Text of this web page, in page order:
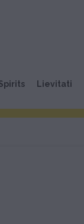
Lievitati